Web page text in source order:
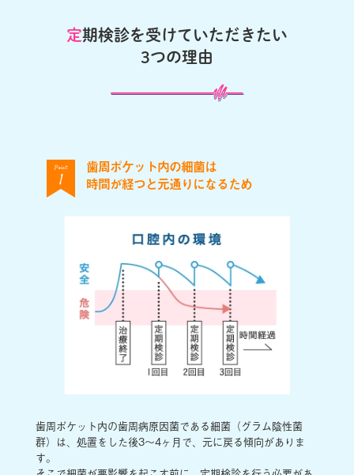
定期検診を受けていただきたい
3つの理由
Point
1
歯周ポケット内の細菌は
時間が経つと元通りになるため
歯周ポケット内の歯周病原因菌である細菌（グラム陰性菌
群）は、処置をした後3〜4ヶ月で、元に戻る傾向がありま
す。